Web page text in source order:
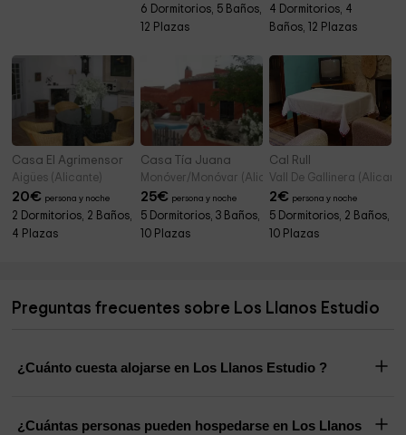
6 Dormitorios, 5 Baños,
12 Plazas
4 Dormitorios, 4
Baños, 12 Plazas
Casa El Agrimensor
Aigües (Alicante)
20€ persona y noche
2 Dormitorios, 2 Baños,
4 Plazas
Casa Tía Juana
Monóver/Monóvar (Alicante)
25€ persona y noche
5 Dormitorios, 3 Baños,
10 Plazas
Cal Rull
Vall De Gallinera
2€ persona y noche
5 Dormitorios, 2 Baños,
10 Plazas
Preguntas frecuentes sobre Los Llanos Estudio
¿Cuánto cuesta alojarse en Los Llanos Estudio ?
¿Cuántas personas pueden hospedarse en Los Llanos